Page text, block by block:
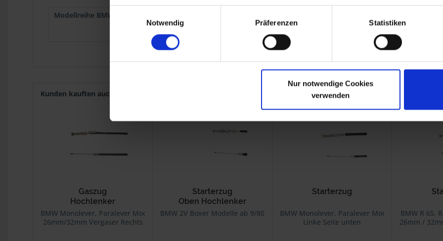
Notwendig
Präferenzen Statistiken
Nur notwendige Cookies
verwenden
Modellreihe BMW :
R 100
Mono
R 80GS 1987-1995
Kunden kauften auch
Gaszug
Hochlenker
BMW Monolever, Paralever Modelle
26mm/32mm Vergaser Rechts
Starterzug
Oben Hochlenker
BMW 2V Boxer Modelle ab 9/80
Starterzug
BMW Monolever, Paralever Modelle
Linke Seite unten
BMW R 65,
26mm /